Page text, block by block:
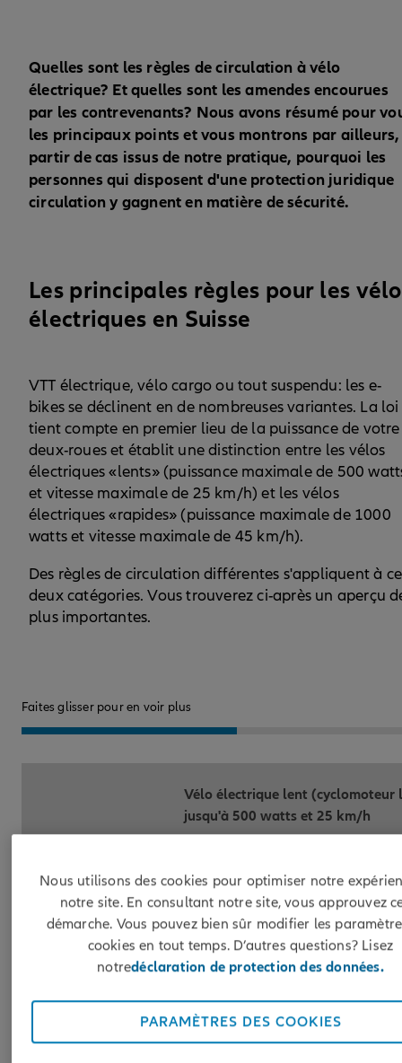
Quelles sont les règles de circulation à vélo
électrique? Et quelles sont les amendes encourues
par les contrevenants? Nous avons résumé pour
les principaux points et vous montrons par
partir de cas issus de notre pratique, pourquoi les
personnes qui disposent d'une protection juridique
circulation y gagnent en matière de sécurité.
Les principales règles pour les
électriques en Suisse
VTT électrique, vélo cargo ou tout suspendu: les e-
bikes se déclinent en de nombreuses variantes. La loi
tient compte en premier lieu de la puissance de votre
deux-roues et établit une distinction entre les vélos
électriques «lents» (puissance maximale de 500
et vitesse maximale de 25 km/h) et les vélos
électriques «rapides» (puissance maximale de 1000
watts et vitesse maximale de 45 km/h).
Des règles de circulation différentes s'appliquent à
deux catégories. Vous trouverez ci-après un aperçu
plus importantes.
Faites glisser pour en voir plus
Vélo électrique lent (cyclomoteur
jusqu'à 500 watts et 25 km/h
Âge minimum 14 ans
Nous utilisons des cookies pour optimiser notre
notre site. En consultant notre site, vous approuvez
démarche. Vous pouvez bien sûr modifier les
cookies en tout temps. D’autres questions? Lisez
notredéclaration de protection des données.
PARAMÈTRES DES COOKIES